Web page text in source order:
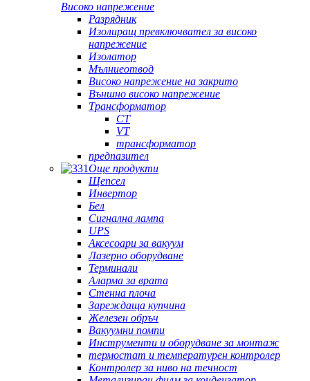
Високо напрежение
Разрядник
Изолиращ превключвател за високо
напрежение
Изолатор
Мълниеотвод
Високо напрежение на закрито
Външно високо напрежение
Трансформатор
CT
VT
трансформатор
предпазител
Още продукти
Щепсел
Инвертор
Бел
Сигнална лампа
UPS
Аксесоари за вакуум
Лазерно оборудване
Терминали
Аларма за врата
Стенна плоча
Зареждаща купчина
Железен обръч
Вакуумни помпи
Инструменти и оборудване за монтаж
термостат и температурен контролер
Контролер за ниво на течност